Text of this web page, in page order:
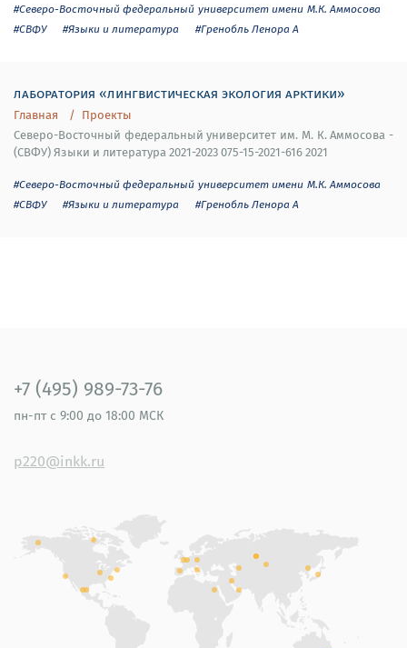
#Северо-Восточный федеральный университет имени М.К. Аммосова
#СВФУ
#Языки и литература #Гренобль Ленора А
лаборатория «лингвистическая экология арктики»
Главная
Проекты
Северо-Восточный федеральный университет им. М. К. Аммосова -
(СВФУ) Языки и литература 2021-2023 075-15-2021-616 2021
#Северо-Восточный федеральный университет имени М.К. Аммосова
#СВФУ
#Языки и литература #Гренобль Ленора А
+7 (495) 989-73-76
пн-пт с 9:00 до 18:00 МСК
p220@inkk.ru